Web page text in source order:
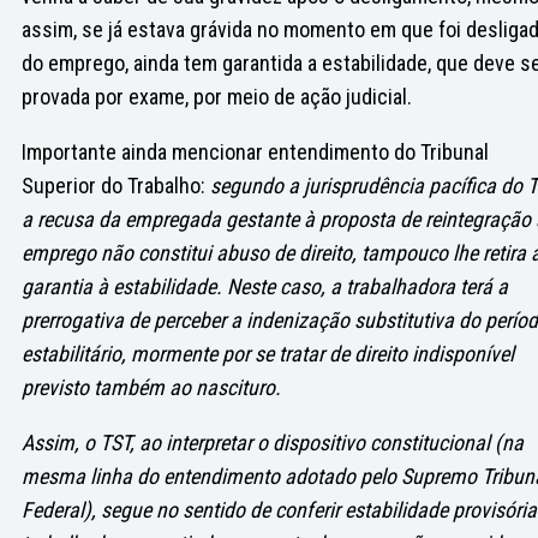
assim, se já estava grávida no momento em que foi
do emprego, ainda tem garantida a estabilidade, que deve
provada por exame, por meio de ação judicial.
Importante ainda mencionar entendimento do Tribunal
Superior do Trabalho: segundo a jurisprudência pacífica do
a recusa da empregada gestante à proposta de reintegração
emprego não constitui abuso de direito, tampouco lhe retira
garantia à estabilidade. Neste caso, a trabalhadora terá a
prerrogativa de perceber a indenização substitutiva do
estabilitário, mormente por se tratar de direito indisponível
previsto também ao nascituro.
Assim, o TST, ao interpretar o dispositivo constitucional (na
mesma linha do entendimento adotado pelo Supremo
Federal), segue no sentido de conferir estabilidade